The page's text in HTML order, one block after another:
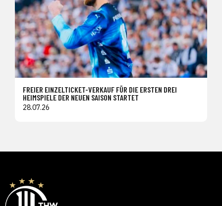
FREIER EINZELTICKET-VERKAUF FÜR DIE ERSTEN DREI
HEIMSPIELE DER NEUEN SAISON STARTET
28.07.26